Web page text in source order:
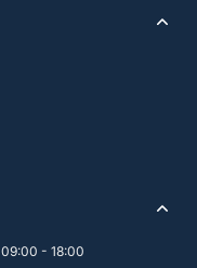
09:00 - 18:00